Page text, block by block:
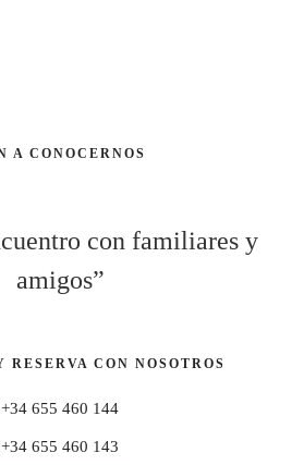
A CONOCERNOS
con familiares y
amigos”
RESERVA CON NOSOTROS
+34 655 460 144
+34 655 460 143